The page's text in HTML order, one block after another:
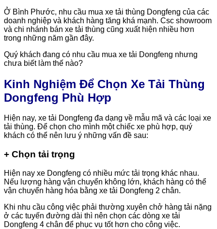
Ở Bình Phước, nhu cầu mua xe tải thùng Dongfeng của các
doanh nghiệp và khách hàng tăng khá mạnh. Csc showroom
và chi nhánh bán xe tải thùng cũng xuất hiện nhiều hơn
trong những năm gần đây.
Quý khách đang có nhu cầu mua xe tải Dongfeng nhưng
chưa biết làm thế nào?
Kinh Nghiệm Để Chọn Xe Tải Thùng
Dongfeng Phù Hợp
Hiện nay, xe tải Dongfeng đa dạng về mẫu mã và các loại xe
tải thùng. Để chọn cho mình một chiếc xe phù hợp, quý
khách có thể nên lưu ý những vấn đề sau:
+ Chọn tải trọng
Hiện nay xe Dongfeng có nhiều mức tải trọng khác nhau.
Nếu lượng hàng vận chuyển không lớn, khách hàng có thể
vận chuyển hàng hóa bằng xe tải Dongfeng 2 chân.
Khi nhu cầu công việc phải thường xuyên chở hàng tải nặng
ở các tuyến đường dài thì nên chọn các dòng xe tải
Dongfeng 4 chân để phục vụ tốt hơn cho công việc.